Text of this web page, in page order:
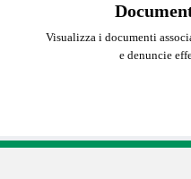
Visualizza i documenti
e denuncie